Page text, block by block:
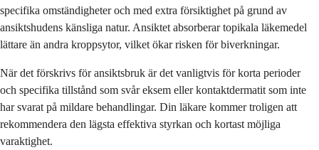
specifika omständigheter och med extra försiktighet på grund av
ansiktshudens känsliga natur. Ansiktet absorberar topikala läkemedel
lättare än andra kroppsytor, vilket ökar risken för biverkningar.
När det förskrivs för ansiktsbruk är det vanligtvis för korta perioder
och specifika tillstånd som svår eksem eller kontaktdermatit som inte
har svarat på mildare behandlingar. Din läkare kommer troligen att
rekommendera den lägsta effektiva styrkan och kortast möjliga
varaktighet.